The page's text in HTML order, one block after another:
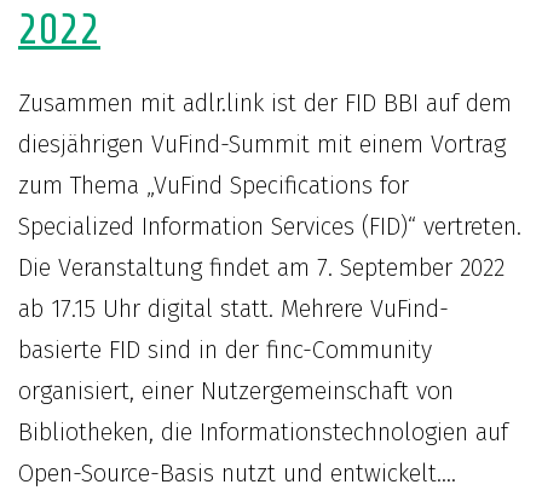
2022
Zusammen mit adlr.link ist der FID BBI auf dem
diesjährigen VuFind-Summit mit einem Vortrag
zum Thema „VuFind Specifications for
Specialized Information Services (FID)“ vertreten.
Die Veranstaltung findet am 7. September 2022
ab 17.15 Uhr digital statt. Mehrere VuFind-
basierte FID sind in der finc-Community
organisiert, einer Nutzergemeinschaft von
Bibliotheken, die Informationstechnologien auf
Open-Source-Basis nutzt und entwickelt.…